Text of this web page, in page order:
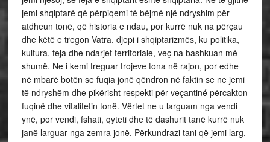
jemi shqiptarë që përpiqemi të bëjmë një ndryshim për
atdheun tonë, që historia e ndau, por kurrë nuk na përçau
dhe këtë e tregon Vatra, djepi i shqiptarizmës, ku politika,
kultura, feja dhe ndarjet territoriale, veç na bashkuan më
shumë. Ne i kemi treguar trojeve tona në rajon, por edhe
në mbarë botën se fuqia jonë qëndron në faktin se ne jemi
të ndryshëm dhe pikërisht respekti për veçantiné përcakton
fuqinë dhe vitalitetin tonë. Vërtet ne u larguam nga vendi
ynë, por vendi, fshati, qyteti dhe të dashurit tanë kurrë nuk
janë larguar nga zemra jonë. Përkundrazi tani që jemi larg,